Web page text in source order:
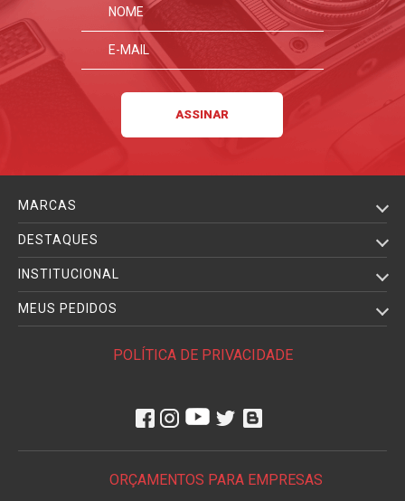
MARCAS
DESTAQUES
INSTITUCIONAL
MEUS PEDIDOS
POLÍTICA DE PRIVACIDADE
ORÇAMENTOS PARA EMPRESAS